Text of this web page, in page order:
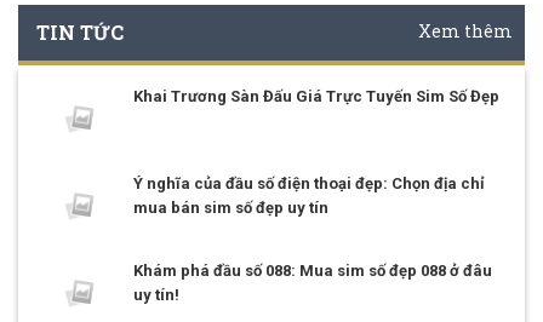
TIN TỨC Xem thêm
Khai Trương Sàn Đấu Giá Trực Tuyến Sim Số Đẹp
Ý nghĩa của đầu số điện thoại đẹp: Chọn địa chỉ
mua bán sim số đẹp uy tín
Khám phá đầu số 088: Mua sim số đẹp 088 ở đâu
uy tín!